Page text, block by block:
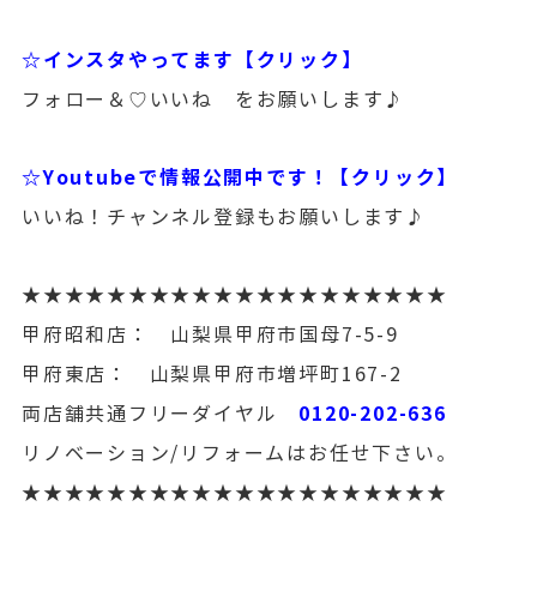
☆インスタやってます【クリック】
フォロー＆♡いいね をお願いします♪
☆Youtubeで情報公開中です！【クリック】
いいね！チャンネル登録もお願いします♪
★★★★★★★★★★★★★★★★★★★★
甲府昭和店： 山梨県甲府市国母7-5-9
甲府東店： 山梨県甲府市増坪町167-2
両店舗共通フリーダイヤル 0120-202-636
リノベーション/リフォームはお任せ下さい。
★★★★★★★★★★★★★★★★★★★★